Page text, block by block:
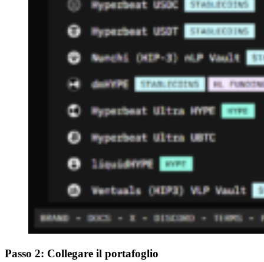
Passo 2: Collegare il portafoglio